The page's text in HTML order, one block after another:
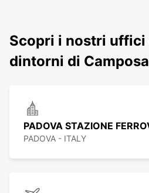
Scopri i nostri uffici
dintorni di
PADOVA STAZIONE
PADOVA - ITALY